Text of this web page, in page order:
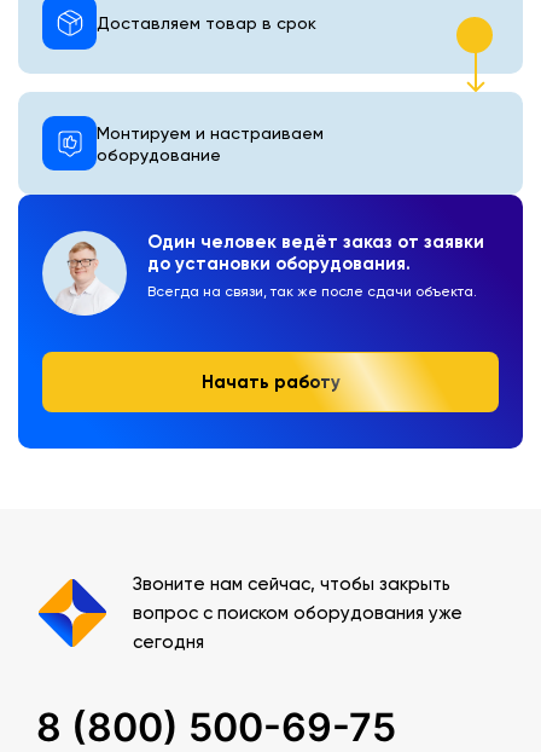
Один человек ведёт заказ от заявки
до установки оборудования.
Всегда на связи, так же после сдачи объекта.
Начать работу
Монтируем и настраиваем
оборудование
Доставляем товар в срок
Звоните нам сейчас, чтобы закрыть
вопрос с поиском оборудования уже
сегодня
8 (800) 500-69-75